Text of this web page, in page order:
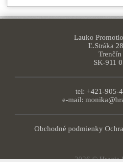
Lauko
Ľ.Stráka
Trenčín
SK-911
tel: +421-905-
e-mail:
Obchodné podmienky
2026 © Hracie